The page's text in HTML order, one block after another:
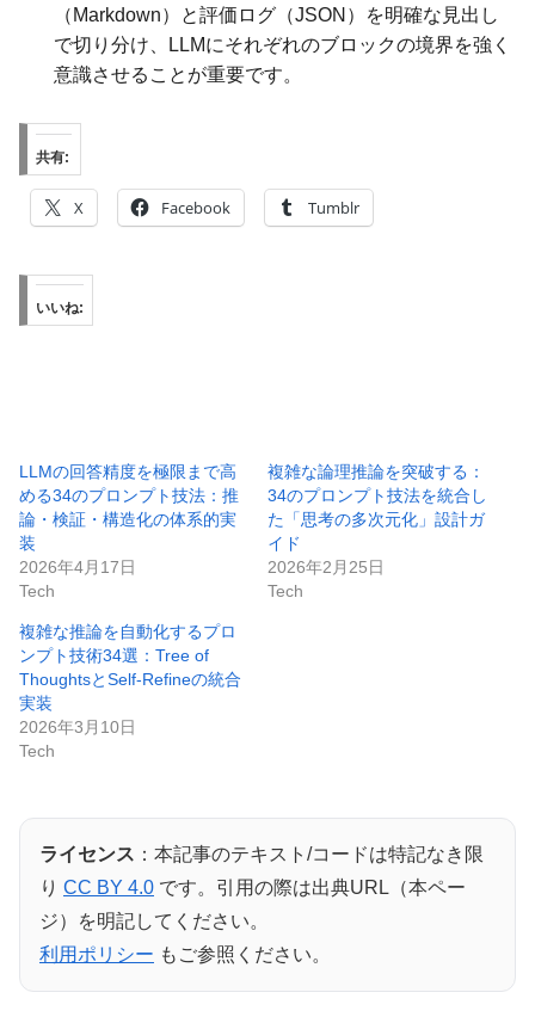
（Markdown）と評価ログ（JSON）を明確な見出し
で切り分け、LLMにそれぞれのブロックの境界を強く
意識させることが重要です。
共有:
X Facebook Tumblr
いいね:
LLMの回答精度を極限まで高
める34のプロンプト技法：推
論・検証・構造化の体系的実
装
2026年4月17日
Tech
複雑な論理推論を突破する：
34のプロンプト技法を統合し
た「思考の多次元化」設計ガ
イド
2026年2月25日
Tech
複雑な推論を自動化するプロ
ンプト技術34選：Tree of
ThoughtsとSelf-Refineの統合
実装
2026年3月10日
Tech
ライセンス ：本記事のテキスト/コードは特記なき限
り CC BY 4.0 です。引用の際は出典URL（本ペー
ジ）を明記してください。
利用ポリシー もご参照ください。